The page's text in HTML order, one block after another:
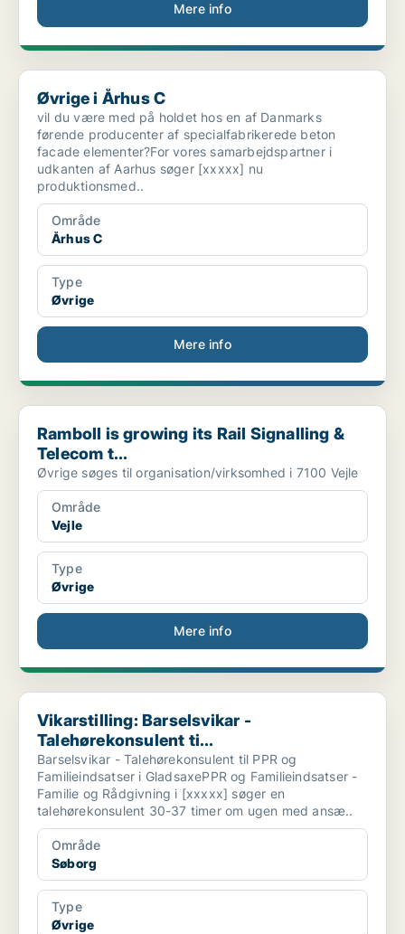
Mere info
Øvrige i Århus C
Øvrige i Århus C
vil du være med på holdet hos en af Danmarks
førende producenter af specialfabrikerede beton
facade elementer?For vores samarbejdspartner i
udkanten af Aarhus søger [xxxxx] nu
produktionsmed..
Område
Århus C
Type
Øvrige
Mere info
Ramboll is growing its Rail Signalling & Telecom t...
Ramboll is growing its Rail Signalling &
Telecom t...
Øvrige søges til organisation/virksomhed i 7100 Vejle
Område
Vejle
Type
Øvrige
Mere info
Vikarstilling: Barselsvikar - Talehørekonsulent ti...
Vikarstilling: Barselsvikar -
Talehørekonsulent ti...
Barselsvikar - Talehørekonsulent til PPR og
Familieindsatser i GladsaxePPR og Familieindsatser -
Familie og Rådgivning i [xxxxx] søger en
talehørekonsulent 30-37 timer om ugen med ansæ..
Område
Søborg
Type
Øvrige